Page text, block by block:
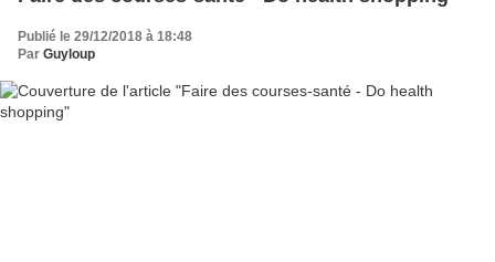
Publié le 29/12/2018 à 18:48
Par Guyloup